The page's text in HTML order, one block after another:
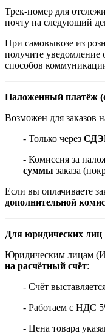
Трек-номер для
почту на следующий
При самовывозе из
получите уведомление
способов
Наложенный платёж
Возможен для заказов
- Только через
- Комиссия за
суммы заказа
Если вы оплачиваете
дополнительной
Для юридических лиц
Юридическим лицам
на расчётный счёт:
- Счёт
- Работаем с НДС
- Цена товара